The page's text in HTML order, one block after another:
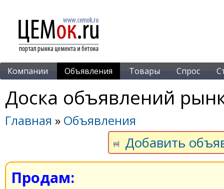
Компании Объявления Товары Спрос
Доска объявлений
Главная » Объявления
Добавить
Продам: